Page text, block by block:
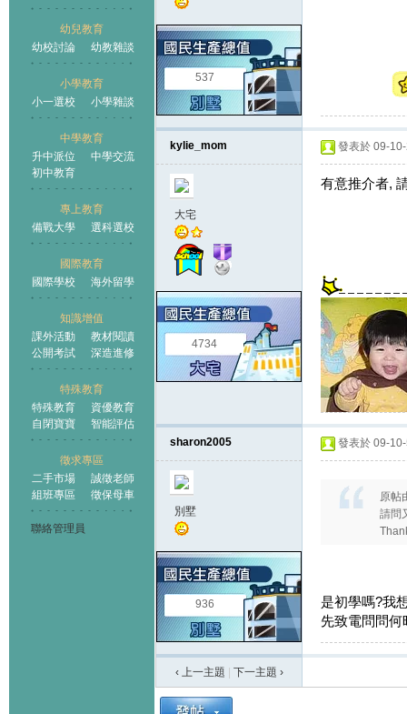
幼兒教育
幼校討論
幼教雜談
小學教育
小一選校
小學雜談
中學教育
升中派位
中學交流
初中教育
專上教育
備戰大學
選科選校
國際教育
國際學校
海外留學
知識增值
課外活動
教材閱讀
公開考試
深造進修
特殊教育
特殊教育
資優教育
自閉寶寶
智能評估
徵求專區
二手市場
誠徵老師
組班專區
徵保母車
聯絡管理員
王國
537
kylie_mom
大宅
4734
發表於 09-
有意推介者,
sharon2005
別墅
936
發表於 09-
原帖
請問
是初學嗎?我
先致電問問何
‹ 上一主題 下一主題 ›